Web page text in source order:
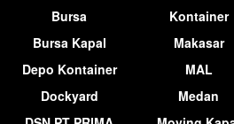
Bursa
Bursa Kapal
Depo Kontainer
Dockyard
Kontainer
Makasar
MAL
Medan